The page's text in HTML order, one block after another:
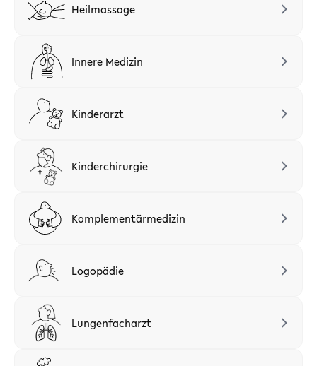
Heilmassage
Innere Medizin
Kinderarzt
Kinderchirurgie
Komplementärmedizin
Logopädie
Lungenfacharzt